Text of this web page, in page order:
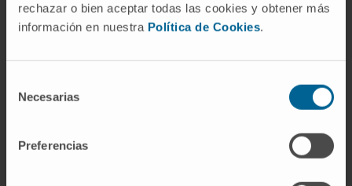
rechazar o bien aceptar todas las cookies y obtener más
información en nuestra Política de Cookies.
Necesarias
Preferencias
Atividade
No ensino
Traumatologia na Universidade de Navarra,
2020).